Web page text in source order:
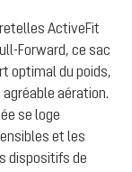
ActiveFit
Forward, ce sac
optimal du poids,
aération.
se loge
et les
dispositifs de